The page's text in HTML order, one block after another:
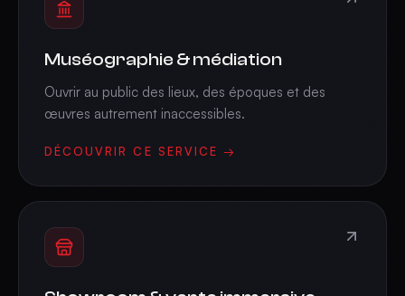
Muséographie & médiation
Ouvrir au public des lieux, des époques et des
œuvres autrement inaccessibles.
DÉCOUVRIR CE SERVICE →